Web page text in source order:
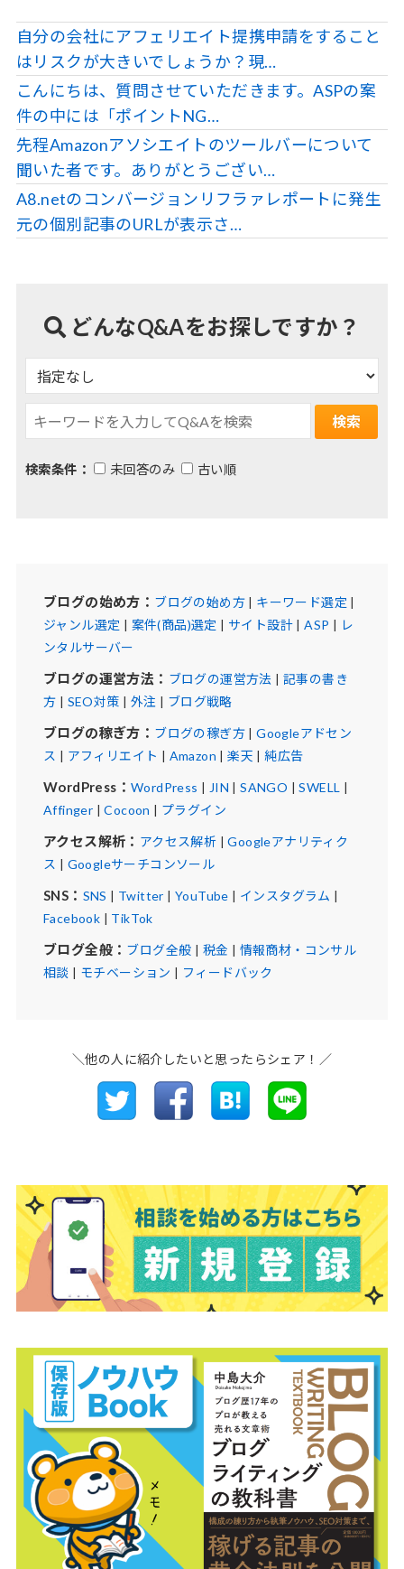
自分の会社にアフェリエイト提携申請をすること
はリスクが大きいでしょうか？現…
こんにちは、質問させていただきます。ASPの案
件の中には「ポイントNG…
先程Amazonアソシエイトのツールバーについて
聞いた者です。ありがとうござい…
A8.netのコンバージョンリフラァレポートに発生
元の個別記事のURLが表示さ…
どんなQ&Aをお探しですか？
検索条件： 未回答のみ 古い順
ブログの始め方： ブログの始め方| キーワード選定 |
ジャンル選定 | 案件(商品)選定 | サイト設計|ASP | レ
ンタルサーバー
ブログの運営方法： ブログの運営方法 | 記事の書き
方 | SEO対策 | 外注 | ブログ戦略
ブログの稼ぎ方： ブログの稼ぎ方|Googleアドセン
ス | アフィリエイト | Amazon |楽天 |純広告
WordPress： WordPress | JIN |SANGO |SWELL |
Affinger |Cocoon | プラグイン
アクセス解析： アクセス解析 |Googleアナリティク
ス | Googleサーチコンソール
SNS： SNS | Twitter | YouTube | インスタグラム |
Facebook | TikTok
ブログ全般： ブログ全般 | 税金 | 情報商材・コンサル
相談 | モチベーション | フィードバック
＼他の人に紹介したいと思ったらシェア！／